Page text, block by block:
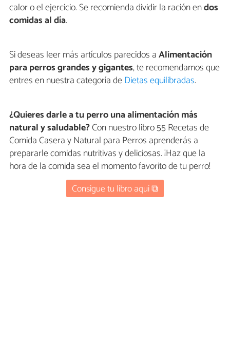
calor o el ejercicio. Se recomienda dividir la ración endos
comidas al día.
Si deseas leer más artículos parecidos aAlimentación
para perros grandes y gigantes, te recomendamos que
entres en nuestra categoría deDietas equilibradas.
¿Quieres darle a tu perro una alimentación más
natural y saludable?Con nuestro libro 55 Recetas de
Comida Casera y Natural para Perros aprenderás a
prepararle comidas nutritivas y deliciosas. ¡Haz que la
hora de la comida sea el momento favorito de tu perro!
Consigue tu libro aquí ⧉